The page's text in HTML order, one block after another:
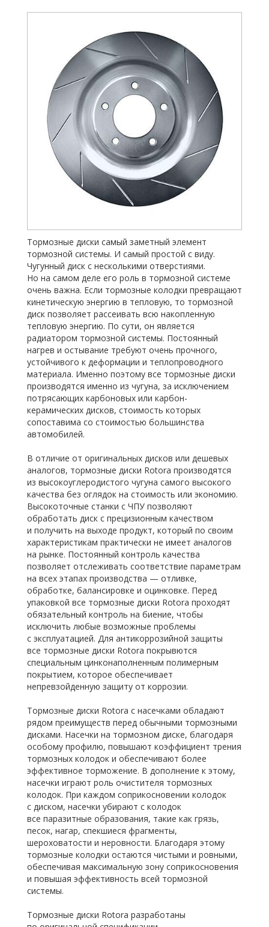
Тормозные диски самый заметный элемент
тормозной системы. И самый простой с виду.
Чугунный диск с несколькими отверстиями.
Но на самом деле его роль в тормозной системе
очень важна. Если тормозные колодки превращают
кинетическую энергию в тепловую, то тормозной
диск позволяет рассеивать всю накопленную
тепловую энергию. По сути, он является
радиатором тормозной системы. Постоянный
нагрев и остывание требуют очень прочного,
устойчивого к деформации и теплопроводного
материала. Именно поэтому все тормозные диски
производятся именно из чугуна, за исключением
потрясающих карбоновых или карбон-
керамических дисков, стоимость которых
сопоставима со стоимостью большинства
автомобилей.
В отличие от оригинальных дисков или дешевых
аналогов, тормозные диски Rotora производятся
из высокоуглеродистого чугуна самого высокого
качества без оглядок на стоимость или экономию.
Высокоточные станки с ЧПУ позволяют
обработать диск с прецизионным качеством
и получить на выходе продукт, который по своим
характеристикам практически не имеет аналогов
на рынке. Постоянный контроль качества
позволяет отслеживать соответствие параметрам
на всех этапах производства — отливке,
обработке, балансировке и оцинковке. Перед
упаковкой все тормозные диски Rotora проходят
обязательный контроль на биение, чтобы
исключить любые возможные проблемы
с эксплуатацией. Для антикоррозийной защиты
все тормозные диски Rotora покрывются
специальным цинконаполненным полимерным
покрытием, которое обеспечивает
непревзойденную защиту от коррозии.
Тормозные диски Rotora с насечками обладают
рядом преимуществ перед обычными тормозными
дисками. Насечки на тормозном диске, благодаря
особому профилю, повышают коэффициент трения
тормозных колодок и обеспечивают более
эффективное торможение. В дополнение к этому,
насечки играют роль очистителя тормозных
колодок. При каждом соприкосновении колодок
с диском, насечки убирают с колодок
все паразитные образования, такие как грязь,
песок, нагар, спекшиеся фрагменты,
шероховатости и неровности. Благодаря этому
тормозные колодки остаются чистыми и ровными,
обеспечивая максимальную зону соприкосновения
и повышая эффективность всей тормозной
системы.
Тормозные диски Rotora разработаны